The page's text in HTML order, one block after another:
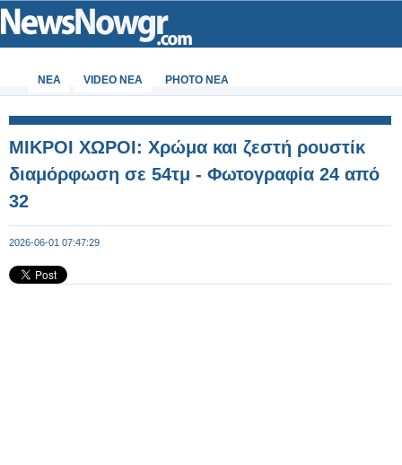
ΝΕΑ VIDEO NEA PHOTO NEA
ΜΙΚΡΟΙ ΧΩΡΟΙ: Χρώμα και ζεστή ρουστίκ
διαμόρφωση σε 54τμ - Φωτογραφία 24 από
32
2026-06-01 07:47:29